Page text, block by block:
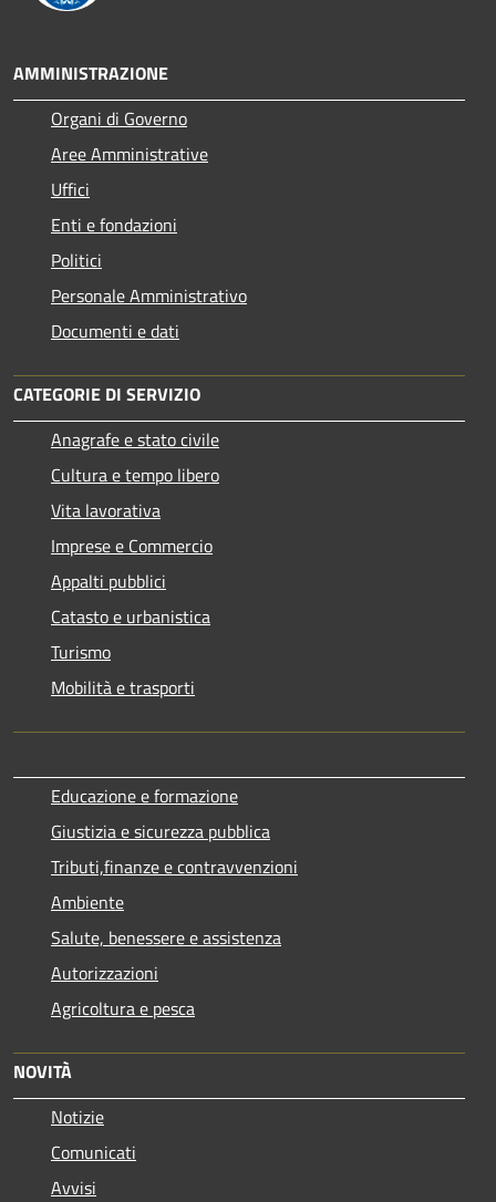
AMMINISTRAZIONE
Organi di Governo
Aree Amministrative
Uffici
Enti e fondazioni
Politici
Personale Amministrativo
Documenti e dati
CATEGORIE DI SERVIZIO
Anagrafe e stato civile
Cultura e tempo libero
Vita lavorativa
Imprese e Commercio
Appalti pubblici
Catasto e urbanistica
Turismo
Mobilità e trasporti
Educazione e formazione
Giustizia e sicurezza pubblica
Tributi,finanze e contravvenzioni
Ambiente
Salute, benessere e assistenza
Autorizzazioni
Agricoltura e pesca
NOVITÀ
Notizie
Comunicati
Avvisi